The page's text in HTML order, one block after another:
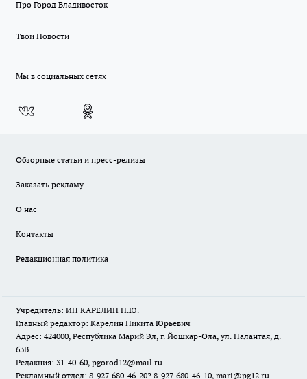
Про Город Владивосток
Твои Новости
Мы в социальных сетях
Обзорные статьи и пресс-релизы
Заказать рекламу
О нас
Контакты
Редакционная политика
Учредитель: ИП КАРЕЛИН Н.Ю.
Главный редактор: Карелин Никита Юрьевич
Адрес: 424000, Республика Марий Эл, г. Йошкар-Ола, ул. Палантая, д.
63В
Редакция: 31-40-60, pgorod12@mail.ru
Рекламный отдел: 8-927-680-46-20? 8-927-680-46-10, mari@pg12.ru